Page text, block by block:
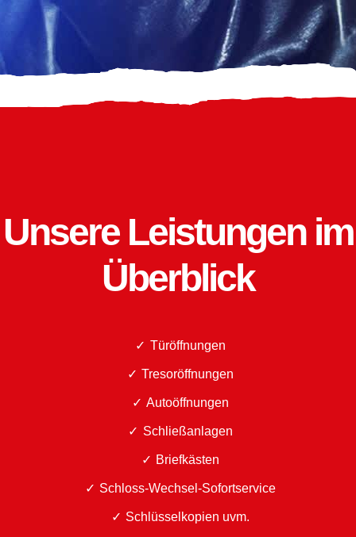
Unsere Leistungen im
Überblick
Türöffnungen
Tresoröffnungen
Autoöffnungen
Schließanlagen
Briefkästen
Schloss-Wechsel-Sofortservice
Schlüsselkopien uvm.